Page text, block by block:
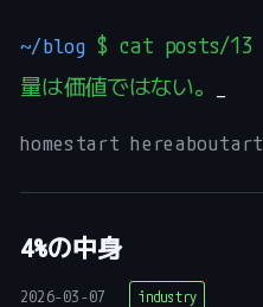
~/blog $ cat posts/13
量は価値ではない。
homestart hereaboutart
4%の中身
2026-03-07 industry